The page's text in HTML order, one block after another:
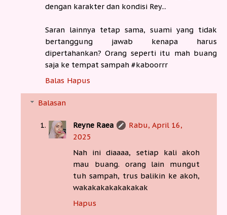
dengan karakter dan kondisi Rey...
Saran lainnya tetap sama, suami yang tidak
bertanggung jawab kenapa harus
dipertahankan? Orang seperti itu mah buang
saja ke tempat sampah #kaboorrr
Balas Hapus
Balasan
Reyne Raea
Rabu, April 16,
2025
Nah ini diaaaa, setiap kali akoh
mau buang. orang lain mungut
tuh sampah, trus balikin ke akoh,
wakakakakakakakak
Hapus